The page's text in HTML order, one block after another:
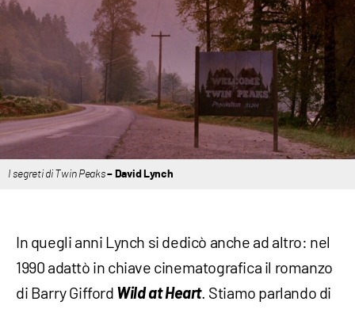
I segreti di Twin Peaks– David Lynch
In quegli anni Lynch si dedicò anche ad altro: nel
1990 adattò in chiave cinematografica il romanzo
di Barry Gifford Wild at Heart. Stiamo parlando di